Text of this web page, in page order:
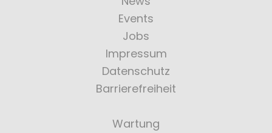
Events
Jobs
Impressum
Datenschutz
Barrierefreiheit
Wartung